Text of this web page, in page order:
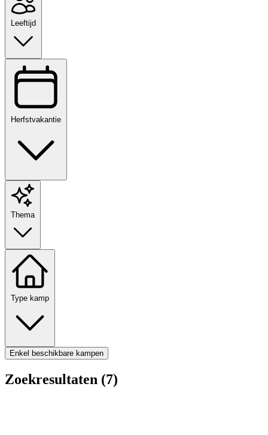
Leeftijd
Herfstvakantie
Thema
Type kamp
Enkel beschikbare kampen
Zoekresultaten (7)